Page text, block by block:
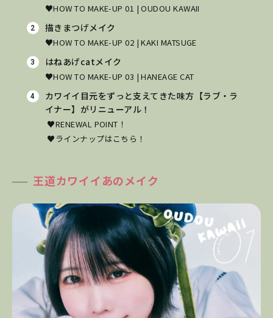
♥HOW TO MAKE-UP 01 |OUDOU KAWAII
描きまつげメイク
♥HOW TO MAKE-UP 02 |KAKI MATSUGE
はねあげcatメイク
♥HOW TO MAKE-UP 03 |HANEAGE CAT
カワイイ目元をずっと支えてきた味方 【ラブ・ラ
イナー】 がリニューアル！
♥RENEWAL POINT！
♥ラインナップはこちら！
王道カワイイあのメイク